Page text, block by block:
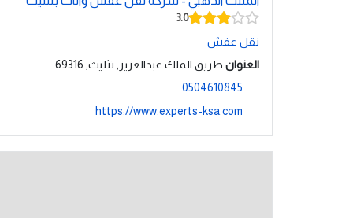
3.0
نقل عفش
العنوان طريق الملك عبدالعزيز, تثليث, 69316
0504610845
https://www.experts-ksa.com